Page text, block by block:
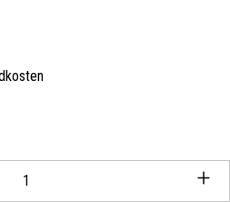
gewünschten Wert ein oder